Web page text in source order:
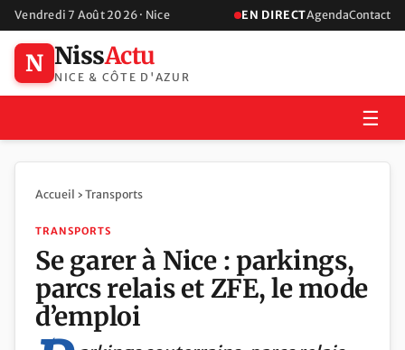
Vendredi 7 Août 2026 · Nice EN DIRECTAgendaContact
N NissActu
NICE & CÔTE D'AZUR
☰
Accueil › Transports
TRANSPORTS
Se garer à Nice : parkings,
parcs relais et ZFE, le mode
d’emploi